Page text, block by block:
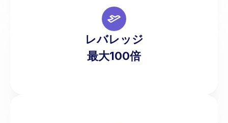
レバレッジ
最大100倍
最大100:1のレバレッジを活用し、リスクをコント
ロールすることで、柔軟性と精密さを持った取引
を行っていただけます。